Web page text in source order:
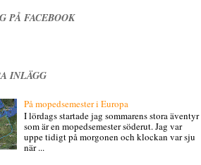
PÅ FACEBOOK
INLÄGG
På mopedsemester i Europa
I lördags startade jag sommarens stora äventyr
som är en mopedsemester söderut. Jag var
uppe tidigt på morgonen och klockan var sju
när ...